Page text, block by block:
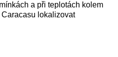
a při teplotách kolem
lokalizovat